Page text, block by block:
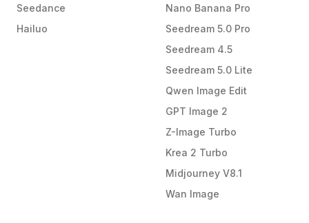
Seedance
Hailuo
Nano Banana Pro
Seedream 5.0 Pro
Seedream 4.5
Seedream 5.0 Lite
Qwen Image Edit
GPT Image 2
Z-Image Turbo
Krea 2 Turbo
Midjourney V8.1
Wan Image